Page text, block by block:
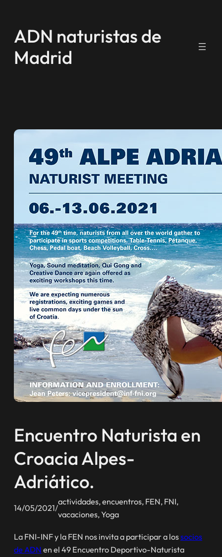
contenido
ADN naturistas de
Madrid
Encuentro Naturista en
Croacia Alpes-
Adriático.
14/05/2021/
actividades, encuentros, FEN, FNI
vacaciones, Yoga
La FNI-INF y la FEN nos invita a participar a lossocios
de ADN en el 49 Encuentro Deportivo-Naturista